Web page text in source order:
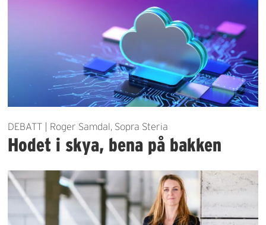
DEBATT | Roger Samdal, Sopra Steria
Hodet i skya, bena på bakken